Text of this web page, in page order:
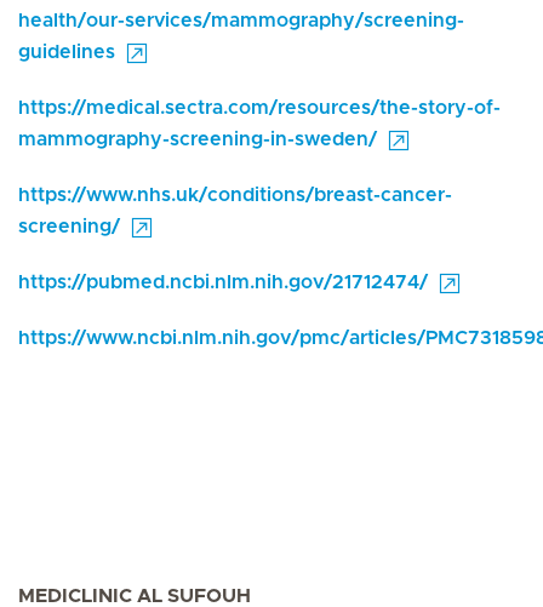
health/our-services/mammography/screening-
guidelines
https://medical.sectra.com/resources/the-story-of-
mammography-screening-in-sweden/
https://www.nhs.uk/conditions/breast-cancer-
screening/
https://pubmed.ncbi.nlm.nih.gov/21712474/
https://www.ncbi.nlm.nih.gov/pmc/articles/
MEDICLINIC AL SUFOUH